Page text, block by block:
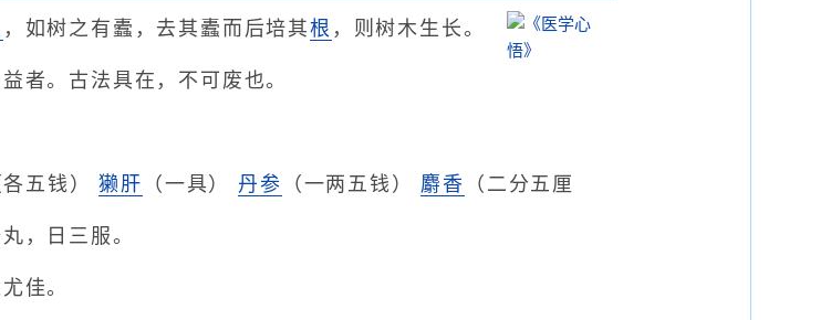
，如树之有蠹，去其蠹而后培其根 ，则树木生长。
者。古法具在，不可废也。
各五钱）獭肝 （一具） 丹参 （一两五钱） 麝香 （二分五厘
，日三服。
佳。